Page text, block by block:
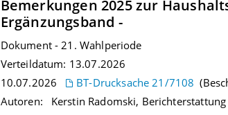
Bemerkungen 2025 zur
Ergänzungsband -
Dokument -21 . Wahlperiode
Verteildatum: 13.07.2026
10.07.2026
BT-Drucksache 21/7108
Autoren:
Kerstin Radomski, Berichterstattung